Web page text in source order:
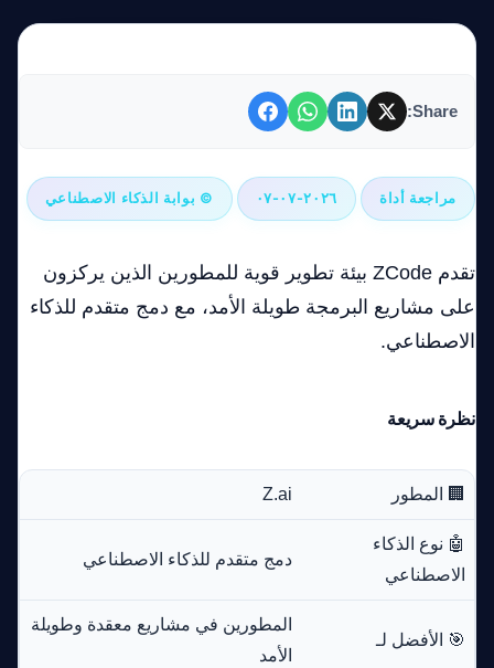
Share:
مراجعة أداة ٢٠٢٦-٠٧-٠٧ © بوابة الذكاء الاصطناعي
تقدم ZCode بيئة تطوير قوية للمطورين الذين يركزون
على مشاريع البرمجة طويلة الأمد، مع دمج متقدم للذكاء
الاصطناعي.
نظرة سريعة
🏢 المطور Z.ai
🤖 نوع الذكاء
الاصطناعي
دمج متقدم للذكاء الاصطناعي
🎯 الأفضل لـ
المطورين في مشاريع معقدة وطويلة
الأمد